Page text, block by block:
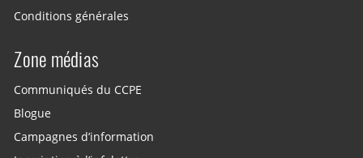
Conditions générales
Zone médias
Communiqués du CCPE
Blogue
Campagnes d’information